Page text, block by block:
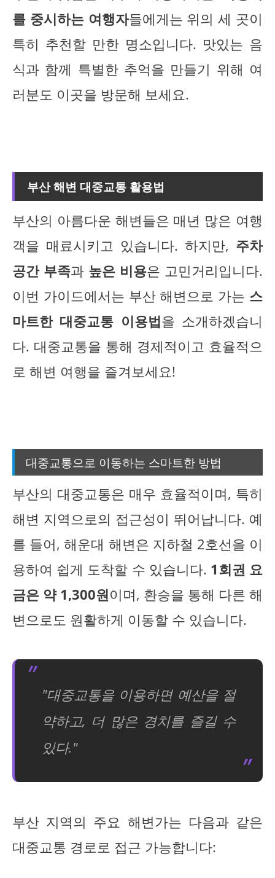
를 중시하는 여행자들에게는 위의 세 곳이
특히 추천할 만한 명소입니다. 맛있는 음
식과 함께 특별한 추억을 만들기 위해 여
러분도 이곳을 방문해 보세요.
부산 해변 대중교통 활용법
부산의 아름다운 해변들은 매년 많은 여행
객을 매료시키고 있습니다. 하지만, 주차
공간 부족과 높은 비용은 고민거리입니다.
이번 가이드에서는 부산 해변으로 가는 스
마트한 대중교통 이용법을 소개하겠습니
다. 대중교통을 통해 경제적이고 효율적으
로 해변 여행을 즐겨보세요!
대중교통으로 이동하는 스마트한 방법
부산의 대중교통은 매우 효율적이며, 특히
해변 지역으로의 접근성이 뛰어납니다. 예
를 들어, 해운대 해변은 지하철 2호선을 이
용하여 쉽게 도착할 수 있습니다. 1회권 요
금은 약 1,300원이며, 환승을 통해 다른 해
변으로도 원활하게 이동할 수 있습니다.
"대중교통을 이용하면 예산을 절
약하고, 더 많은 경치를 즐길 수
있다."
부산 지역의 주요 해변가는 다음과 같은
대중교통 경로로 접근 가능합니다: